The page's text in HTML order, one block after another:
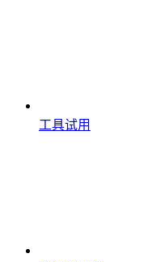
工具试用